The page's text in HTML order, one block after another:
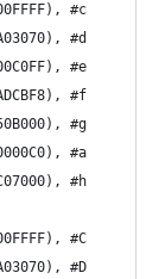
#c
#d
#e
#f
#g
#a
#h
#C
#D